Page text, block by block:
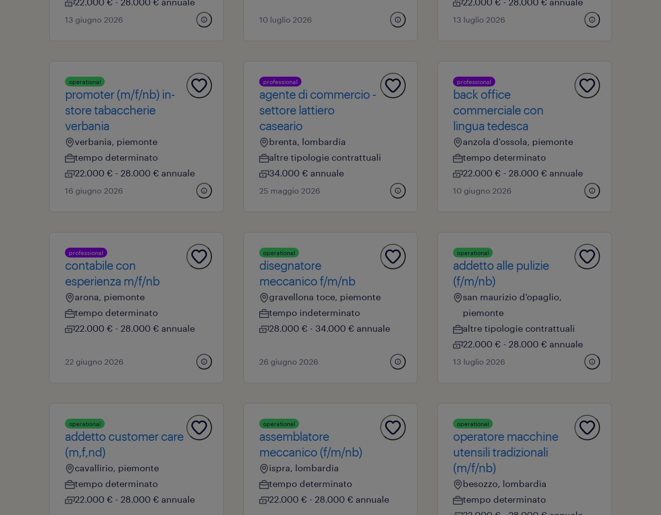
13 giugno 2026 10 luglio 2026 13 luglio 2026
operational
promoter (m/f/nb) in-
store tabaccherie
verbania
verbania, piemonte
tempo determinato
22.000 € - 28.000 € annuale
16 giugno 2026
professional
agente di commercio -
settore lattiero
caseario
brenta, lombardia
altre tipologie contrattuali
34.000 € annuale
25 maggio 2026
professional
back office
commerciale con
lingua tedesca
anzola d'ossola, piemonte
tempo determinato
22.000 € - 28.000 € annuale
10 giugno 2026
professional
contabile con
esperienza m/f/nb
arona, piemonte
tempo determinato
22.000 € - 28.000 € annuale
22 giugno 2026
operational
disegnatore
meccanico f/m/nb
gravellona toce, piemonte
tempo indeterminato
28.000 € - 34.000 € annuale
26 giugno 2026
operational
addetto alle pulizie
(f/m/nb)
san maurizio d'opaglio,
piemonte
altre tipologie contrattuali
22.000 € - 28.000 € annuale
13 luglio 2026
operational
addetto customer care
(m,f,nd)
cavallirio, piemonte
tempo determinato
22.000 € - 28.000 € annuale
operational
assemblatore
meccanico (f/m/nb)
ispra, lombardia
tempo determinato
22.000 € - 28.000 € annuale
operational
operatore macchine
utensili tradizionali
(m/f/nb)
besozzo, lombardia
tempo determinato